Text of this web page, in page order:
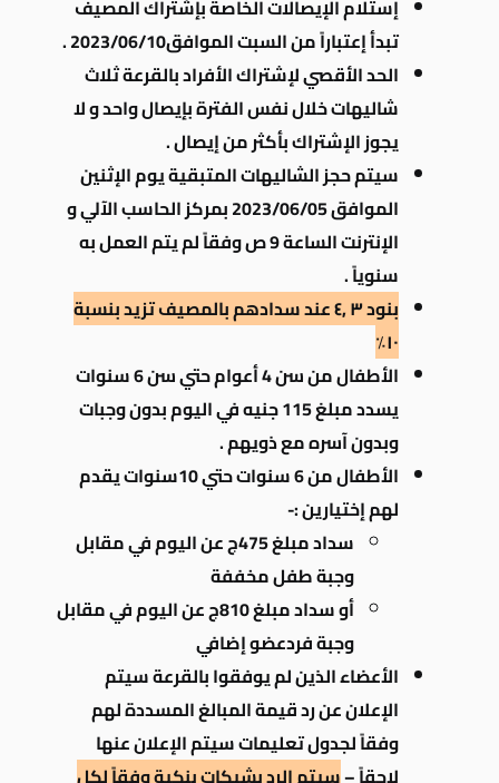
إستلام الإيصالات الخاصة بإشتراك المصيف
تبدأ إعتباراً من السبت الموافق2023/06/10 .
الحد الأقصي لإشتراك الأفراد بالقرعة ثلاث
شاليهات خلال نفس الفترة بإيصال واحد و لا
يجوز الإشتراك بأكثر من إيصال .
سيتم حجز الشاليهات المتبقية يوم الإثنين
الموافق 2023/06/05 بمركز الحاسب الآلي و
الإنترنت الساعة 9 ص وفقاً لم يتم العمل به
سنوياً .
بنود ٣ ,٤ عند سدادهم بالمصيف تزيد بنسبة
١٠٪
الأطفال من سن 4 أعوام حتي سن 6 سنوات
يسدد مبلغ 115 جنيه في اليوم بدون وجبات
وبدون آسره مع ذويهم .
الأطفال من 6 سنوات حتي 10سنوات يقدم
لهم إختيارين :-
سداد مبلغ 475ج عن اليوم في مقابل
وجبة طفل مخففة
أو سداد مبلغ 810ج عن اليوم في مقابل
وجبة فردعضو إضافي
الأعضاء الذين لم يوفقوا بالقرعة سيتم
الإعلان عن رد قيمة المبالغ المسددة لهم
وفقاً لجدول تعليمات سيتم الإعلان عنها